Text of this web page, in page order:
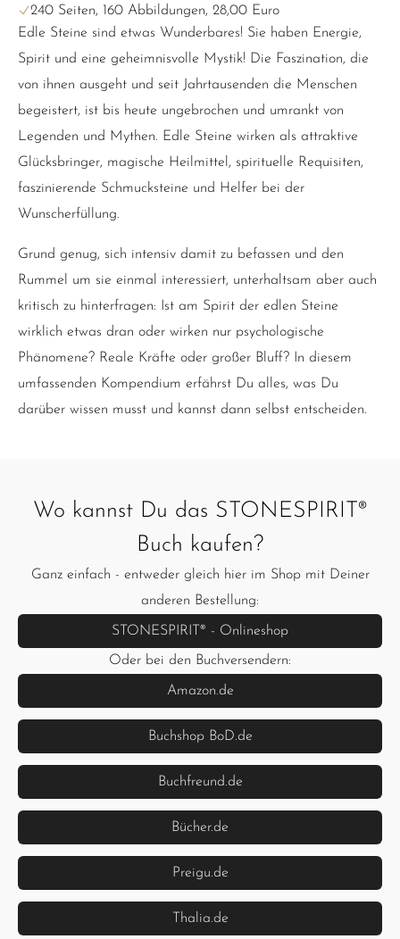
240 Seiten, 160 Abbildungen, 28,00 Euro
Edle Steine sind etwas Wunderbares! Sie haben Energie,
Spirit und eine geheimnisvolle Mystik! Die Faszination, die
von ihnen ausgeht und seit Jahrtausenden die Menschen
begeistert, ist bis heute ungebrochen und umrankt von
Legenden und Mythen. Edle Steine wirken als attraktive
Glücksbringer, magische Heilmittel, spirituelle Requisiten,
faszinierende Schmucksteine und Helfer bei der
Wunscherfüllung.
Grund genug, sich intensiv damit zu befassen und den
Rummel um sie einmal interessiert, unterhaltsam aber auch
kritisch zu hinterfragen: Ist am Spirit der edlen Steine
wirklich etwas dran oder wirken nur psychologische
Phänomene? Reale Kräfte oder großer Bluff? In diesem
umfassenden Kompendium erfährst Du alles, was Du
darüber wissen musst und kannst dann selbst entscheiden.
Wo kannst Du das STONESPIRIT®
Buch kaufen?
Ganz einfach - entweder gleich hier im Shop mit Deiner
anderen Bestellung:
STONESPIRIT® - Onlineshop
Oder bei den Buchversendern:
Amazon.de
Buchshop BoD.de
Buchfreund.de
Bücher.de
Preigu.de
Thalia.de